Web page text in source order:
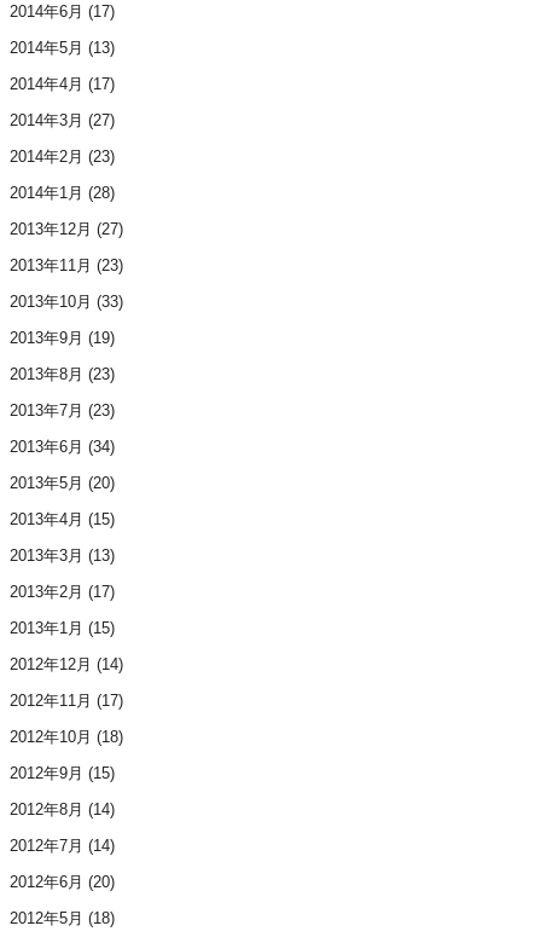
2014年6月 (17)
2014年5月 (13)
2014年4月 (17)
2014年3月 (27)
2014年2月 (23)
2014年1月 (28)
2013年12月 (27)
2013年11月 (23)
2013年10月 (33)
2013年9月 (19)
2013年8月 (23)
2013年7月 (23)
2013年6月 (34)
2013年5月 (20)
2013年4月 (15)
2013年3月 (13)
2013年2月 (17)
2013年1月 (15)
2012年12月 (14)
2012年11月 (17)
2012年10月 (18)
2012年9月 (15)
2012年8月 (14)
2012年7月 (14)
2012年6月 (20)
2012年5月 (18)